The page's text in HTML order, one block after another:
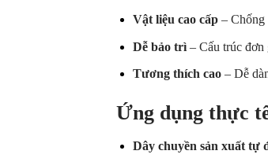
Vật liệu cao cấp– Chống
Dễ bảo trì– Cấu trúc đơn
Tương thích cao– Dễ
Ứng dụng thực
Dây chuyền sản xuất tự